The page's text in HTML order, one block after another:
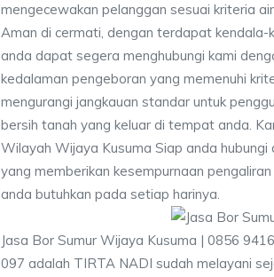
mengecewakan pelanggan sesuai kriteria
Aman di cermati, dengan terdapat kendala-
anda dapat segera menghubungi kami
kedalaman pengeboran yang memenuhi
mengurangi jangkauan standar untuk
bersih tanah yang keluar di tempat anda.
Wilayah Wijaya Kusuma Siap anda hubungi
yang memberikan kesempurnaan
anda butuhkan pada setiap harinya.
Jasa Bor Sumur Wijaya Kusuma | 0856
097 adalah TIRTA NADI sudah melayani